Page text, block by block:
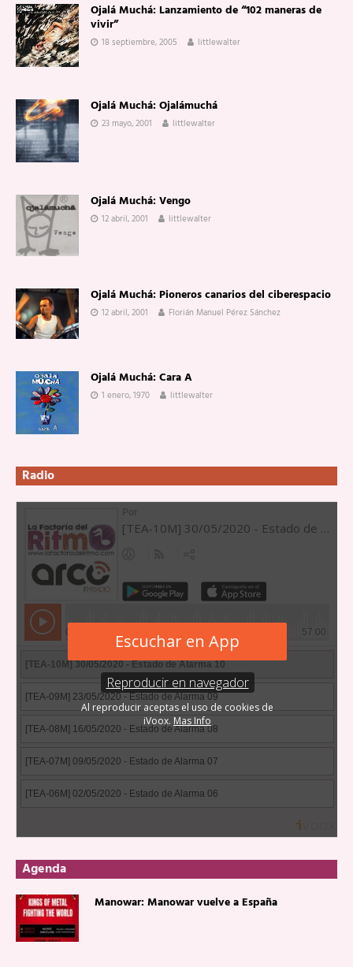
Ojalá Muchá: Lanzamiento de “102 maneras de
vivir”
18 septiembre, 2005 littlewalter
Ojalá Muchá: Ojalámuchá
23 mayo, 2001 littlewalter
Ojalá Muchá: Vengo
12 abril, 2001 littlewalter
Ojalá Muchá: Pioneros canarios del ciberespacio
12 abril, 2001 Florián Manuel Pérez Sánchez
Ojalá Muchá: Cara A
1 enero, 1970 littlewalter
Radio
Agenda
Manowar: Manowar vuelve a España